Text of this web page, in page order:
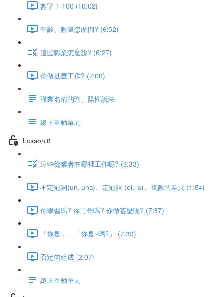
數字 1-100 (10:02)
年齡、數量怎麼問? (6:52)
這些職業怎麼說? (6:27)
你做甚麼工作? (7:00)
職業名稱的陰、陽性說法
線上互動單元
Lesson 8
這些從業者在哪裡工作呢? (6:33)
不定冠詞(un, una)、定冠詞 (el, la)、複數的差異 (1:54)
你學習嗎? 你工作嗎? 你做甚麼呢? (7:37)
「你是…」「你是~嗎?」 (7:39)
否定句組成 (2:07)
線上互動單元